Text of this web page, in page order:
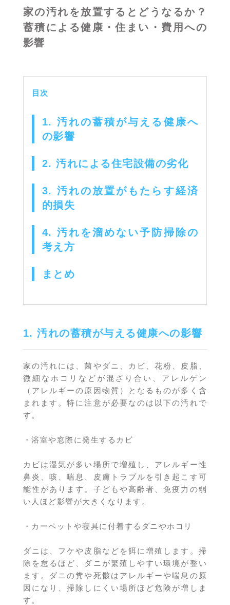
家の汚れを放置するとどうなるか？
蓄積による健康・住まい・費用への
影響
目次
1. 汚れの蓄積が与える健康へ
の影響
2. 汚れによる住宅設備の劣化
3. 汚れの放置がもたらす経済
的損失
4. 汚れを溜めない予防掃除の
考え方
まとめ
1. 汚れの蓄積が与える健康への影響
家の汚れには、菌やダニ、カビ、花粉、皮脂、
微細なホコリなどが混ざり合い、アレルゲン
（アレルギーの原因物質）となるものが多く含
まれます。特に注意が必要なのは以下の汚れで
す。
・浴室や窓際に発生するカビ
カビは湿気が多い場所で増殖し、アレルギー性
鼻炎、咳、喘息、皮膚トラブルを引き起こす可
能性があります。子どもや高齢者、免疫力の弱
い人ほど影響が大きくなります。
・カーペットや寝具に付着するダニやホコリ
ダニは、フケや皮脂などを餌に増殖します。掃
除を怠るほど、ダニが繁殖しやすい環境が整い
ます。ダニの糞や死骸はアレルギーや喘息の原
因になり、掃除しにくい場所ほど危険が増しま
す。